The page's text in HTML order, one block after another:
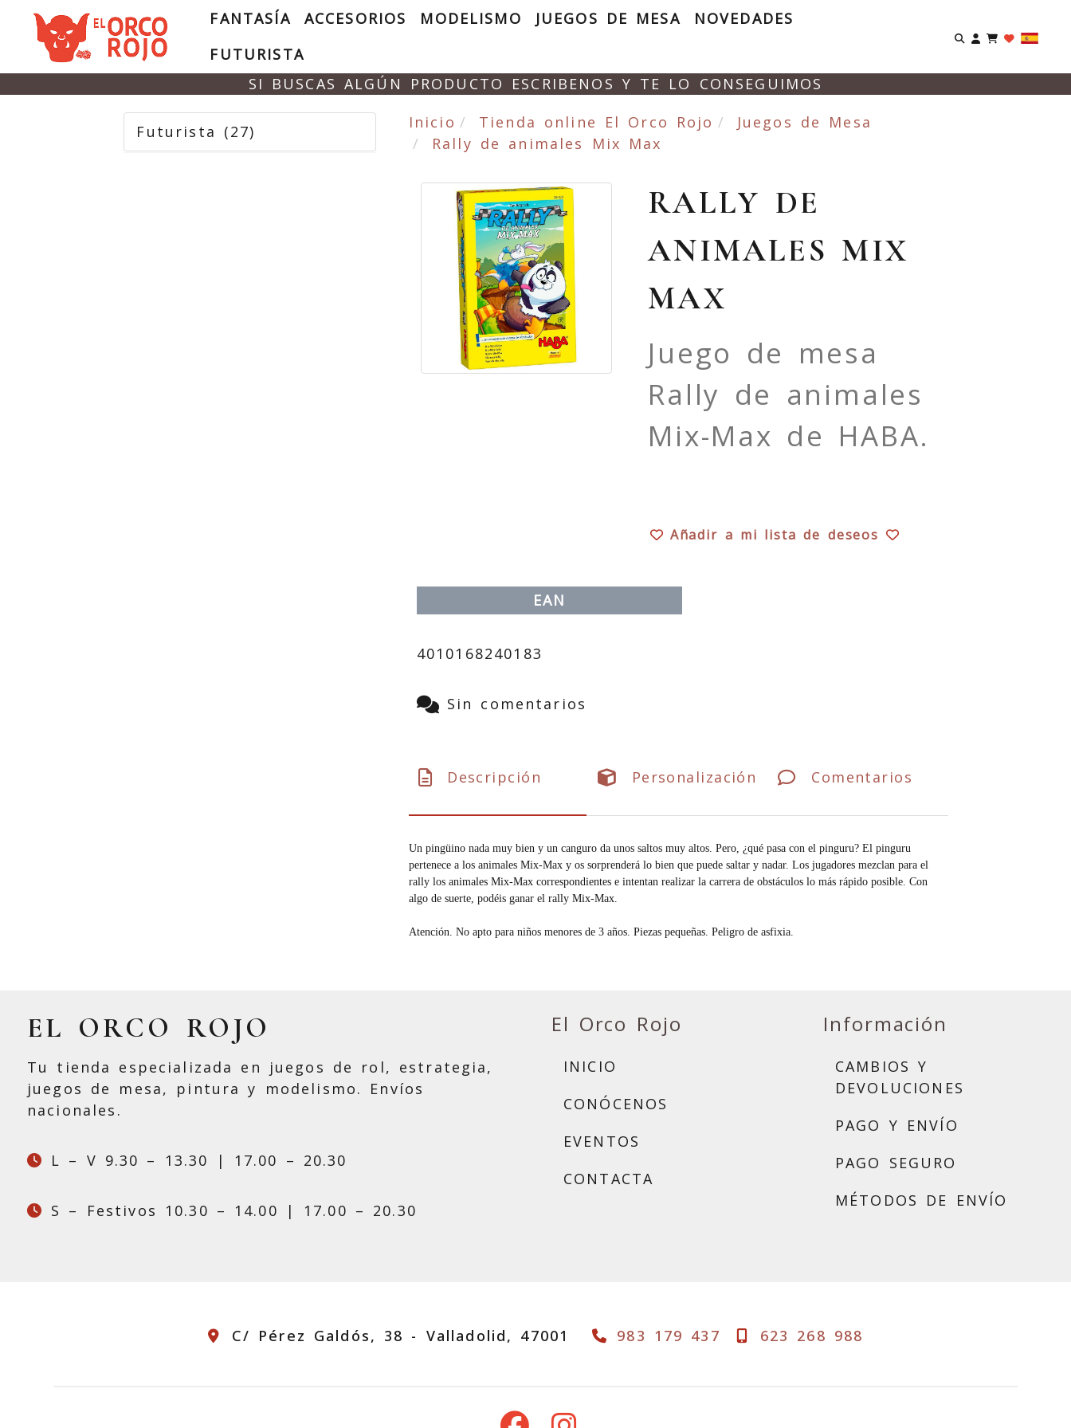
FANTASÍA ACCESORIOS MODELISMO JUEGOS DE MESA
NOVEDADES
FUTURISTA
SI BUSCAS ALGÚN PRODUCTO ESCRIBENOS Y TE LO CONSEGUIMOS
Futurista (27) Inicio Tienda online El Orco Rojo
Juegos de Mesa
Rally de animales Mix Max
RALLY DE
ANIMALES MIX
MAX
Juego de mesa
Rally de animales
Mix-Max de HABA.
Añadir a mi lista de deseos
EAN
4010168240183
Sin comentarios
Descripción Personalización Comentarios
Un pingüino nada muy bien y un canguro da unos saltos muy altos. Pero, ¿qué pasa con el pinguru? El pinguru
pertenece a los animales Mix-Max y os sorprenderá lo bien que puede saltar y nadar. Los jugadores mezclan para el
rally los animales Mix-Max correspondientes e intentan realizar la carrera de obstáculos lo más rápido posible. Con
algo de suerte, podéis ganar el rally Mix-Max.
Atención. No apto para niños menores de 3 años. Piezas pequeñas. Peligro de asfixia.
EL ORCO ROJO
Tu tienda especializada en juegos de rol, estrategia,
juegos de mesa, pintura y modelismo. Envíos
nacionales.
L – V 9.30 – 13.30 | 17.00 – 20.30
S – Festivos 10.30 – 14.00 | 17.00 – 20.30
El Orco Rojo
INICIO
CONÓCENOS
EVENTOS
CONTACTA
Información
CAMBIOS Y
DEVOLUCIONES
PAGO Y ENVÍO
PAGO SEGURO
MÉTODOS DE ENVÍO
C/ Pérez Galdós, 38 - Valladolid, 47001 983 179 437 623 268 988